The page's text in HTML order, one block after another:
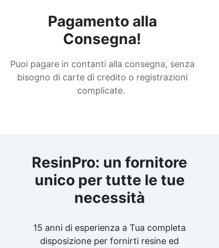
Pagamento alla
Consegna!
Puoi pagare in contanti alla consegna, senza
bisogno di carte di credito o registrazioni
complicate.
ResinPro: un fornitore
unico per tutte le tue
necessità
15 anni di esperienza a Tua completa
disposizione per fornirti resine ed